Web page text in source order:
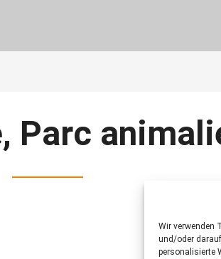
Wir verwenden
und/oder
personalisierte
Parc